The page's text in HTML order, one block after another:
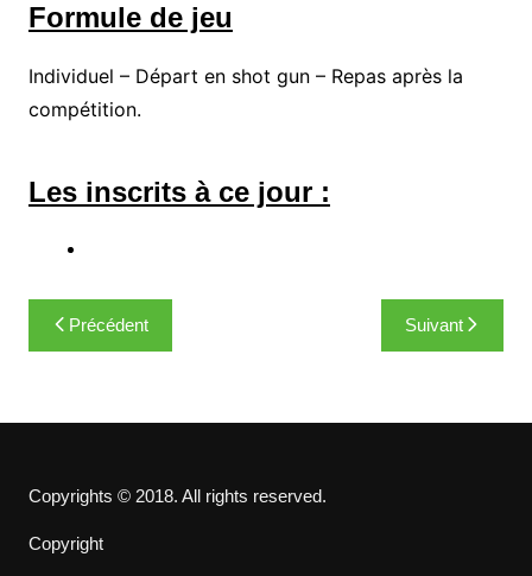
Formule de jeu
Individuel – Départ en shot gun – Repas après la
compétition.
Les inscrits à ce jour :
Navigation
de
Précédent Suivant
Copyrights © 2018. All rights reserved.
Copyright